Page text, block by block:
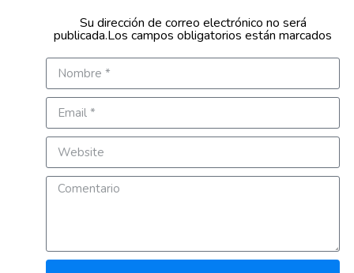
Su dirección de correo electrónico no será
publicada.Los campos obligatorios están marcados